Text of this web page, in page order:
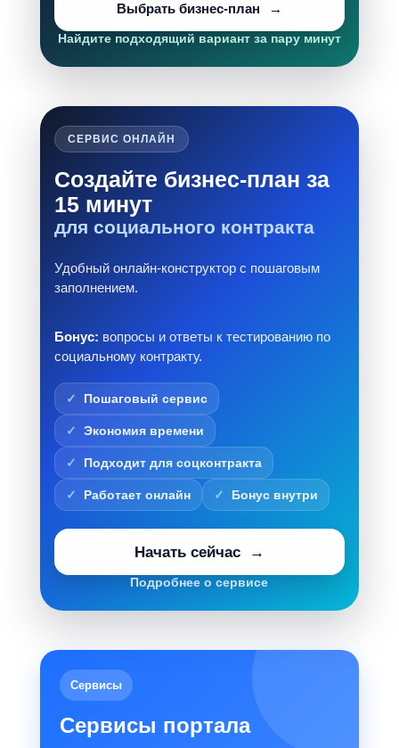
Выбрать бизнес-план
Найдите подходящий вариант за пару минут
СЕРВИС ОНЛАЙН
Создайте бизнес-план за
15 минут
для социального контракта
Удобный онлайн-конструктор с пошаговым
заполнением.
Бонус: вопросы и ответы к тестированию по
социальному контракту.
Пошаговый сервис
Экономия времени
Подходит для соцконтракта
Работает онлайн Бонус внутри
Начать сейчас
Подробнее о сервисе
Сервисы
Сервисы портала